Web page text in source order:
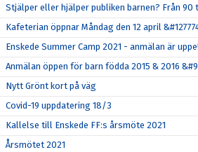
Stjälper eller hjälper publiken barnen? Från 90
Kafeterian öppnar Måndag den 12 april
Enskede Summer Camp 2021 - anmälan är uppe!
Anmälan öppen för barn födda 2015 & 2016
Nytt Grönt kort på väg
Covid-19 uppdatering 18/3
Kallelse till Enskede FF:s årsmöte 2021
Årsmötet 2021